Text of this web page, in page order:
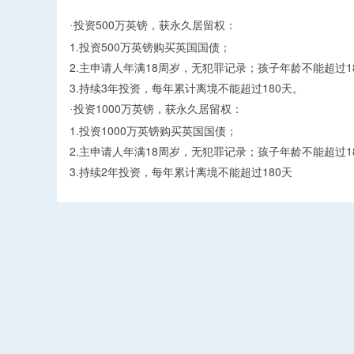
·投资500万英镑，获永久居留权：
1.投资500万英镑购买英国国债；
2.主申请人年满18周岁，无犯罪记录；孩子年龄不能超过
3.持续3年投资，每年累计离境不能超过180天。
·投资1000万英镑，获永久居留权：
1.投资1000万英镑购买英国国债；
2.主申请人年满18周岁，无犯罪记录；孩子年龄不能超过
3.持续2年投资，每年累计离境不能超过180天